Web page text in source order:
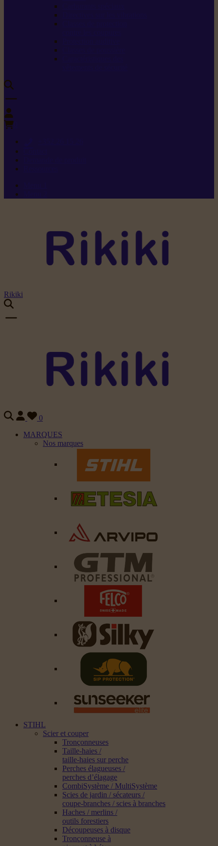
Rikiki
0
MARQUES
Nos marques
STIHL
Scier et couper
Tronçonneuses
Taille-haies /
taille-haies sur perche
Perches élagueuses /
perches d’élagage
CombiSystème / MultiSystème
Scies de jardin / sécateurs /
coupe-branches / scies à branches
Haches / merlins /
outils forestiers
Découpeuses à disque
Tronçonneuse à